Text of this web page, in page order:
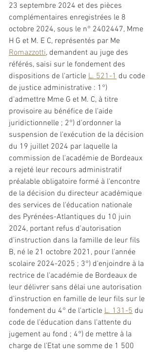
23 septembre 2024 et des pièces
complémentaires enregistrées le 8
octobre 2024, sous le n° 2402447, Mme
H G et M. E C, représentés par Me
Romazzotti, demandent au juge des
référés, saisi sur le fondement des
dispositions de l'article L. 521-1 du code
de justice administrative : 1°)
d'admettre Mme G et M. C, à titre
provisoire au bénéfice de l'aide
juridictionnelle ; 2°) d'ordonner la
suspension de l'exécution de la décision
du 19 juillet 2024 par laquelle la
commission de l'académie de Bordeaux
a rejeté leur recours administratif
préalable obligatoire formé à l'encontre
de la décision du directeur académique
des services de l'éducation nationale
des Pyrénées-Atlantiques du 10 juin
2024, portant refus d'autorisation
d'instruction dans la famille de leur fils
B, né le 21 octobre 2021, pour l'année
scolaire 2024-2025 ; 3°) d'enjoindre à la
rectrice de l'académie de Bordeaux de
leur délivrer sans délai une autorisation
d'instruction en famille de leur fils sur le
fondement du 4° de l'article L. 131-5 du
code de l'éducation dans l'attente du
jugement au fond ; 4°) de mettre à la
charge de l'Etat une somme de 1 500